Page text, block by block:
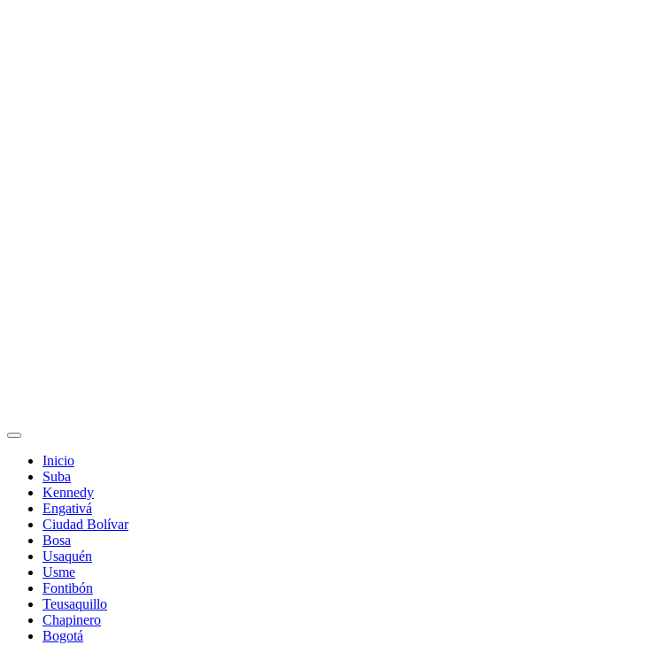
Inicio
Suba
Kennedy
Engativá
Ciudad Bolívar
Bosa
Usaquén
Usme
Fontibón
Teusaquillo
Chapinero
Bogotá